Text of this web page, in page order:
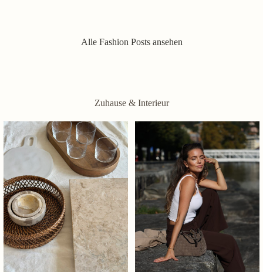
Alle Fashion Posts ansehen
Zuhause & Interieur